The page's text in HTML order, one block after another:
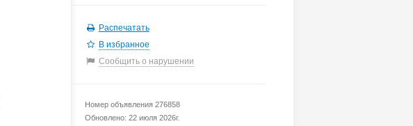
Распечатать
В избранное
Сообщить о нарушении
Номер объявления 276858
Обновлено: 22 июля 2026г.